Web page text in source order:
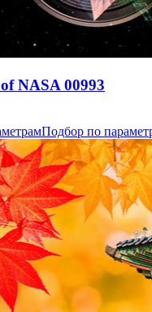
NASA 00993
Подбор по